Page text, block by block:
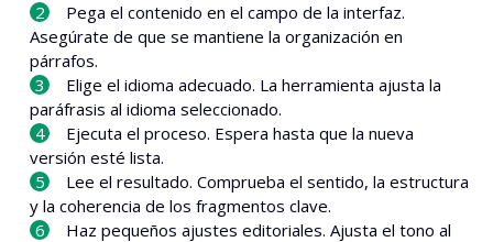
Pega el contenido en el campo de la interfaz.
Asegúrate de que se mantiene la organización en
párrafos.
Elige el idioma adecuado. La herramienta ajusta la
paráfrasis al idioma seleccionado.
Ejecuta el proceso. Espera hasta que la nueva
versión esté lista.
Lee el resultado. Comprueba el sentido, la estructura
y la coherencia de los fragmentos clave.
Haz pequeños ajustes editoriales. Ajusta el tono al